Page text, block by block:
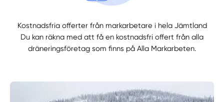
Kostnadsfria offerter från markarbetare i hela Jämtland
Du kan räkna med att få en kostnadsfri offert från alla
dräneringsföretag som finns på Alla Markarbeten.